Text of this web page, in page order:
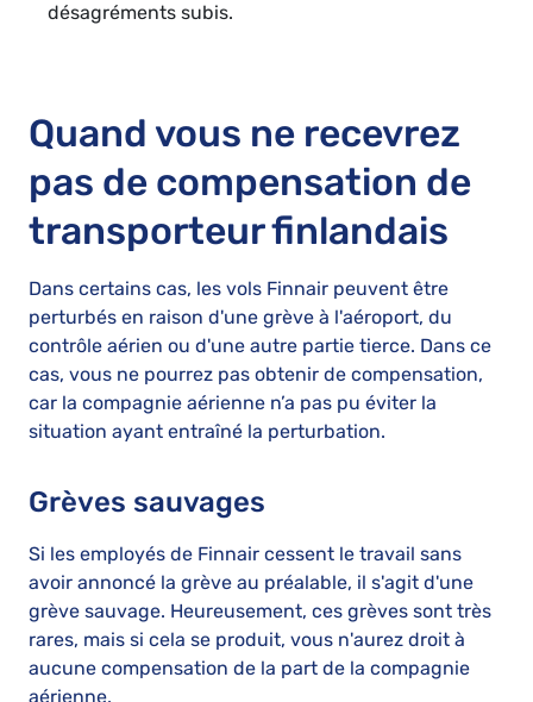
désagréments subis.
Quand vous ne recevrez
pas de compensation de
transporteur finlandais
Dans certains cas, les vols Finnair peuvent être
perturbés en raison d'une grève à l'aéroport, du
contrôle aérien ou d'une autre partie tierce. Dans ce
cas, vous ne pourrez pas obtenir de compensation,
car la compagnie aérienne n’a pas pu éviter la
situation ayant entraîné la perturbation.
Grèves sauvages
Si les employés de Finnair cessent le travail sans
avoir annoncé la grève au préalable, il s'agit d'une
grève sauvage. Heureusement, ces grèves sont très
rares, mais si cela se produit, vous n'aurez droit à
aucune compensation de la part de la compagnie
aérienne.